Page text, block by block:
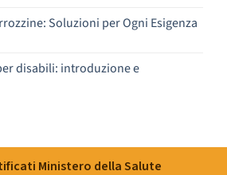
Soluzioni per Ogni Esigenza
disabili: introduzione e
Ministero della Salute